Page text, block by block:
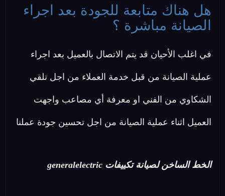
هل هناك متابعة للجودة بعد اجراء
الصيانة مباشرة ؟
في اغلب الأحيان قد يتم الاتصال بالعميل بعد اجراء
عملية الصيانة من قبل خدمة العملاء من اجل تلقي
الشكاوي من الفني او معرفة أي مصاعب واجهت
العميل اثناء عملية الصيانة من اجل تحسين جودة عملنا
الخط الساخن لصيانة تكييفات generalelectric